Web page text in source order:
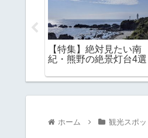
【特集】絶対見たい南
紀・熊野の絶景灯台4選
ホーム 観光スポッ